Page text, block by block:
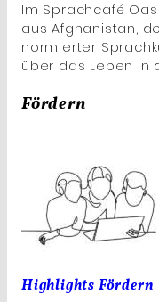
Im Sprachcafé
aus Afghanistan,
normierter
über das Leben in
Fördern
Highlights Fördern